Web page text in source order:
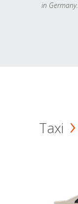
in Germany.
Taxi